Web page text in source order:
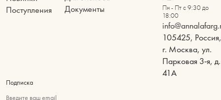
Поступления
Документы
Пн - Пт с 9:30 до
18:00
105425, Россия,
г. Москва, ул.
Парковая 3-я, д.
41А
Подписка
Введите ваш email